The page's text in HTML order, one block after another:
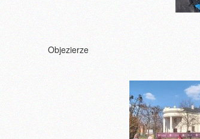
Objezierze